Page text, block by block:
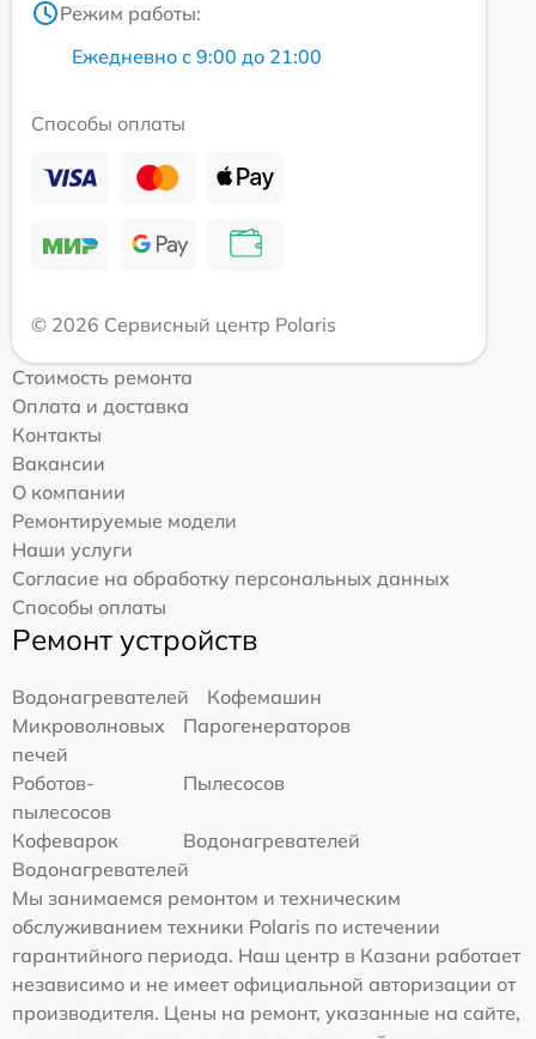
Режим работы:
Ежедневно с 9:00 до 21:00
Способы оплаты
© 2026 Сервисный центр Polaris
Стоимость ремонта
Оплата и доставка
Контакты
Вакансии
О компании
Ремонтируемые модели
Наши услуги
Согласие на обработку персональных данных
Способы оплаты
Ремонт устройств
Водонагревателей
Кофемашин
Микроволновых
печей
Парогенераторов
Роботов-
пылесосов
Пылесосов
Кофеварок
Водонагревателей
Водонагревателей
Мы занимаемся ремонтом и техническим
обслуживанием техники Polaris по истечении
гарантийного периода. Наш центр в Казани работает
независимо и не имеет официальной авторизации от
производителя. Цены на ремонт, указанные на сайте,